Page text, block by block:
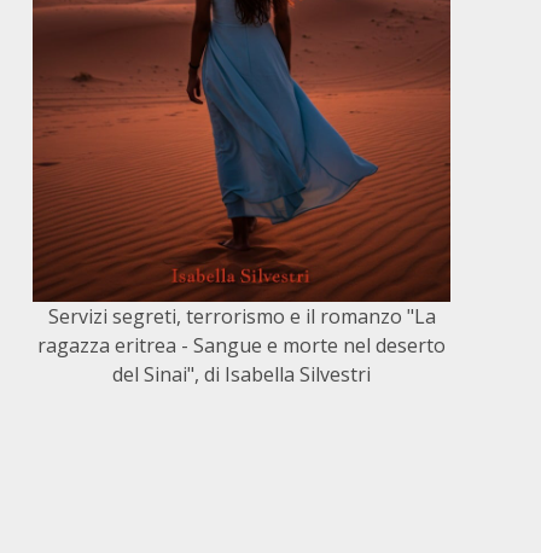
Servizi segreti, terrorismo e il romanzo "La
ragazza eritrea - Sangue e morte nel deserto
del Sinai", di Isabella Silvestri